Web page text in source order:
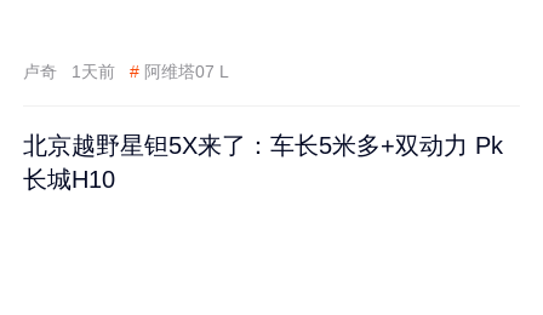
卢奇 1天前 # 阿维塔07 L
北京越野星钽5X来了：车长5米多+双动力 Pk
长城H10